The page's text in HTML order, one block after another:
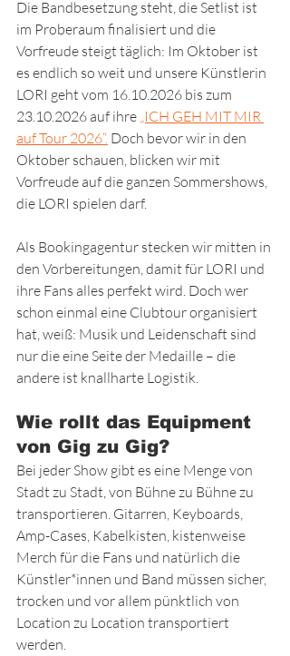
Die Bandbesetzung steht, die Setlist ist
im Proberaum finalisiert und die
Vorfreude steigt täglich: Im Oktober ist
es endlich so weit und unsere Künstlerin
LORI geht vom 16.10.2026 bis zum
23.10.2026 auf ihre „ICH GEH MIT MIR
auf Tour 2026“. Doch bevor wir in den
Oktober schauen, blicken wir mit
Vorfreude auf die ganzen Sommershows,
die LORI spielen darf.
Als Bookingagentur stecken wir mitten in
den Vorbereitungen, damit für LORI und
ihre Fans alles perfekt wird. Doch wer
schon einmal eine Clubtour organisiert
hat, weiß: Musik und Leidenschaft sind
nur die eine Seite der Medaille – die
andere ist knallharte Logistik.
Wie rollt das Equipment
von Gig zu Gig?
Bei jeder Show gibt es eine Menge von
Stadt zu Stadt, von Bühne zu Bühne zu
transportieren. Gitarren, Keyboards,
Amp-Cases, Kabelkisten, kistenweise
Merch für die Fans und natürlich die
Künstler*innen und Band müssen sicher,
trocken und vor allem pünktlich von
Location zu Location transportiert
werden.